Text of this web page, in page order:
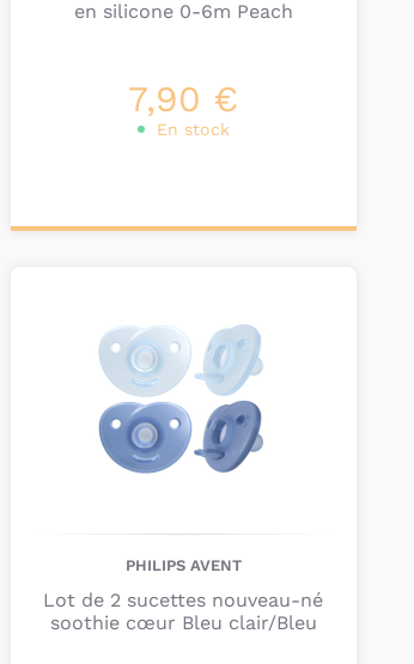
en silicone 0-6m Peach
7,90 €
En stock
PHILIPS AVENT
Lot de 2 sucettes nouveau-né
soothie cœur Bleu clair/Bleu